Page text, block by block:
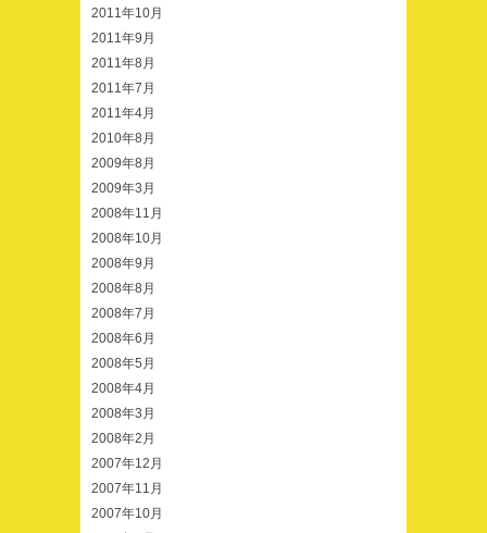
2011年10月
2011年9月
2011年8月
2011年7月
2011年4月
2010年8月
2009年8月
2009年3月
2008年11月
2008年10月
2008年9月
2008年8月
2008年7月
2008年6月
2008年5月
2008年4月
2008年3月
2008年2月
2007年12月
2007年11月
2007年10月